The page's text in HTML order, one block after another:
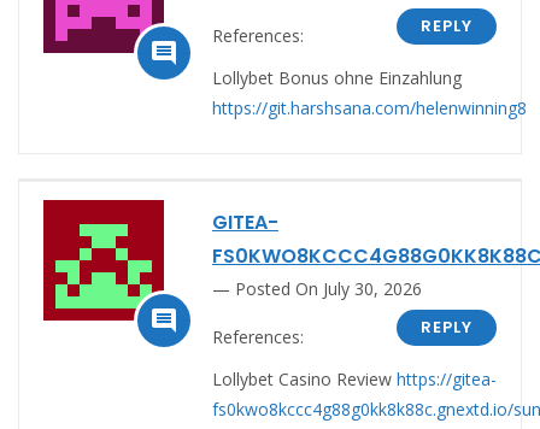

REPLY
References:
Lollybet Bonus ohne Einzahlung
https://git.harshsana.com/helenwinning8

GITEA-
Posted On July 30, 2026
REPLY
References:
Lollybet Casino Review https://gitea-
fs0kwo8kccc4g88g0kk8k88c.gnextd.io/